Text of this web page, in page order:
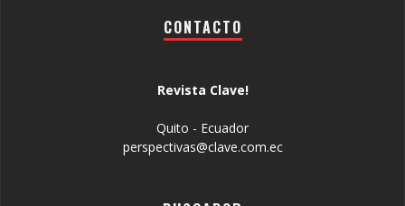
CONTACTO
Revista Clave!
Quito - Ecuador
perspectivas@clave.com.ec